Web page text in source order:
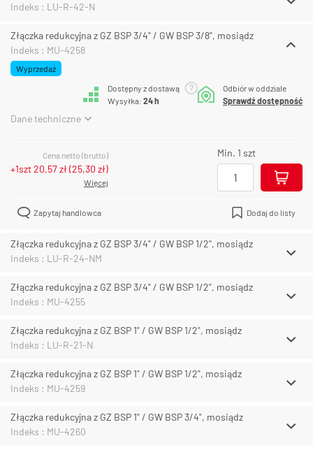
Indeks : LU-R-42-N
Złączka redukcyjna z GZ BSP 3/4" / GW BSP 3/8", mosiądz
Indeks : MU-4258
Wyprzedaż
Dostępny z dostawą
Wysyłka: 24 h
Odbiór w oddziale
Sprawdź dostępność
Dane techniczne
Cena netto (brutto)
+1szt20,57 zł(25,30 zł)
Więcej
Min. 1 szt
Zapytaj handlowca Dodaj do listy
Złączka redukcyjna z GZ BSP 3/4" / GW BSP 1/2", mosiądz
Indeks : LU-R-24-NM
Złączka redukcyjna z GZ BSP 3/4" / GW BSP 1/2", mosiądz
Indeks : MU-4255
Złączka redukcyjna z GZ BSP 1" / GW BSP 1/2", mosiądz
Indeks : LU-R-21-N
Złączka redukcyjna z GZ BSP 1" / GW BSP 1/2", mosiądz
Indeks : MU-4259
Złączka redukcyjna z GZ BSP 1" / GW BSP 3/4", mosiądz
Indeks : MU-4260